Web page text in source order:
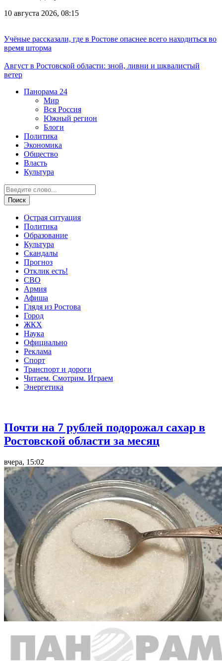
10 августа 2026, 08:15
Учёные рассказали, где в Ростове опаснее всего находиться во
время шторма
Август в Ростовской области: зной, ливни и шквалистый
ветер
Панорама 24
Мир
Вся Россия
Южный регион
Блоги
Политика
Экономика
Общество
Власть
Культура
Острая ситуация
Политика
Образование
Культура
Скандалы
Прогноз
Отклик есть!
СВО
Армия
Афиша
Глядя из Ростова
Город
ЖКХ
Наука
Официально
Реклама
Спорт
Транспорт и дороги
Читаем. Смотрим. Играем
Энергетика
Почти на 7 рублей подорожал сахар в
Ростовской области за месяц
вчера, 15:02